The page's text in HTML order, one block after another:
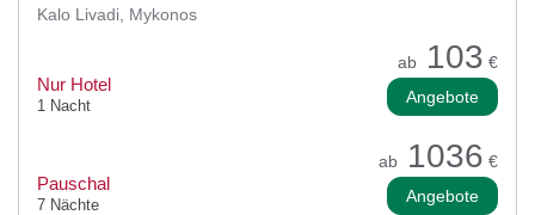
Kalo Livadi, Mykonos
ab 103 €
Nur Hotel
1 Nacht Angebote
ab 1036 €
Pauschal
7 Nächte Angebote